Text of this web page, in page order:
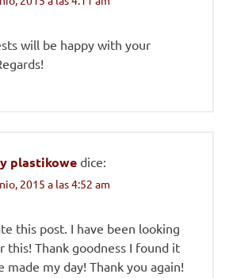
will be happy with your
plastikowe dice:
2015 a las 4:52 am
this post. I have been looking
this! Thank goodness I found it
made my day! Thank you again!